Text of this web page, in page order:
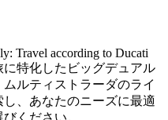
Travel according to Ducati
に特化したビッグデュアル
ルティストラーダのライ
し、あなたのニーズに最適
ください。